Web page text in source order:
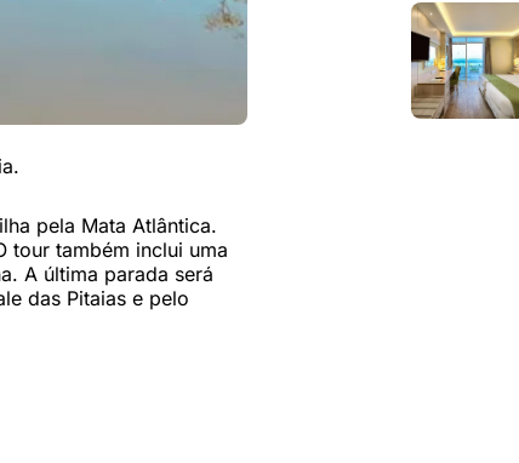
pela Mata Atlântica.
tour também inclui uma
A última parada será
das Pitaias e pelo